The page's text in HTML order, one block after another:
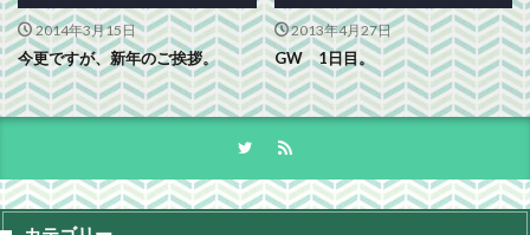
2014年3月15日
今更ですが、新年のご挨拶。
2013年4月27日
GW 1日目。